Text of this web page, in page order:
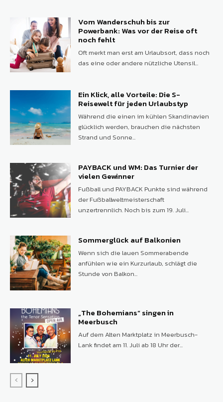
Vom Wanderschuh bis zur
Powerbank: Was vor der Reise oft
noch fehlt
Oft merkt man erst am Urlaubsort, dass noch
das eine oder andere nützliche Utensil...
Ein Klick, alle Vorteile: Die S-
Reisewelt für jeden Urlaubstyp
Während die einen im kühlen Skandinavien
glücklich werden, brauchen die nächsten
Strand und Sonne...
PAYBACK und WM: Das Turnier der
vielen Gewinner
Fußball und PAYBACK Punkte sind während
der Fußballweltmeisterschaft
unzertrennlich. Noch bis zum 19. Juli...
Sommerglück auf Balkonien
Wenn sich die lauen Sommerabende
anfühlen wie ein Kurzurlaub, schlägt die
Stunde von Balkon...
„The Bohemians“ singen in
Meerbusch
Auf dem Alten Marktplatz in Meerbusch-
Lank findet am 11. Juli ab 18 Uhr der...